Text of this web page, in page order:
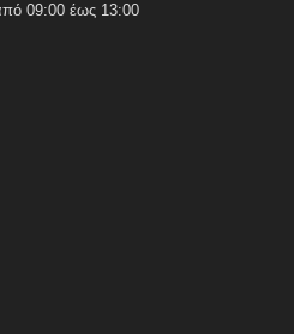
09:00 έως 13:00